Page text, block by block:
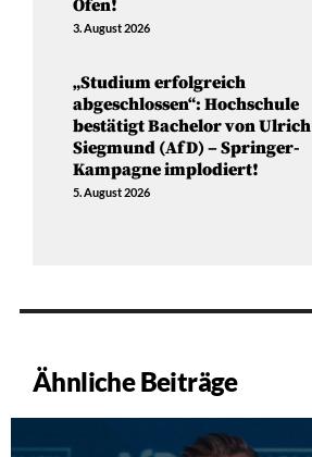
Ofen!
3. August 2026
„Studium erfolgreich
abgeschlossen“: Hochschule
bestätigt Bachelor von Ulrich
Siegmund (AfD) – Springer-
Kampagne implodiert!
5. August 2026
Ähnliche Beiträge